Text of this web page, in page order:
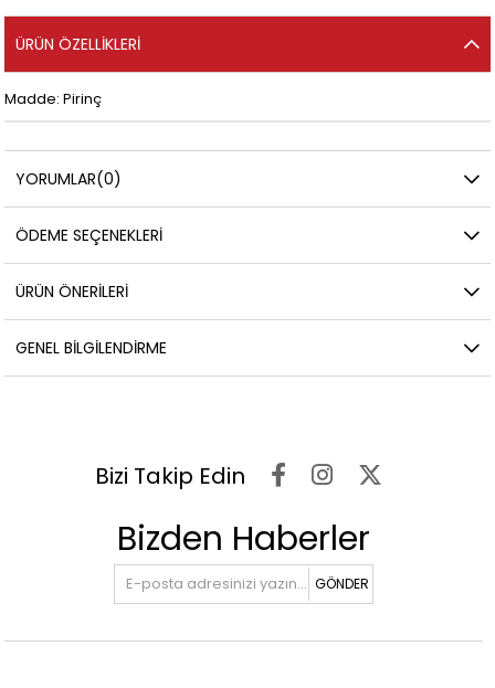
ÜRÜN ÖZELLIKLERI
Madde: Pirinç
YORUMLAR(0)
ÖDEME SEÇENEKLERI
ÜRÜN ÖNERILERI
GENEL BILGILENDIRME
Bizi Takip Edin
Bizden Haberler
GÖNDER